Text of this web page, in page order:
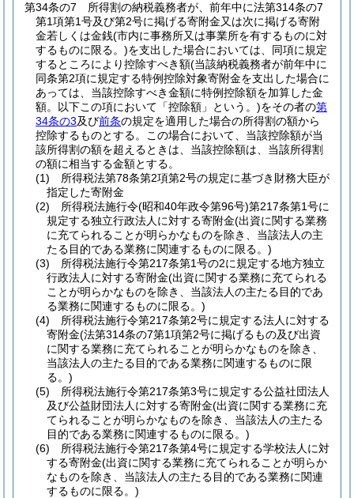
第34条の7
所得割の納税義務者が、前年中に法第314条の7
第1項第1号及び第2号に掲げる寄附金又は次に掲げる寄附
金若しくは金銭(市内に事務所又は事業所を有するものに対
するものに限る。)を支出した場合においては、同項に規定
するところにより控除すべき額(当該納税義務者が前年中に
同条第2項に規定する特例控除対象寄附金を支出した場合に
あっては、当該控除すべき金額に特例控除額を加算した金
額。以下この項において「控除額」という。)をその者の第
34条の3及び前条の規定を適用した場合の所得割の額から
控除するものとする。
この場合において、当該控除額が当
該所得割の額を超えるときは、当該控除額は、当該所得割
の額に相当する金額とする。
(1)
所得税法第78条第2項第2号の規定に基づき財務大臣が
指定した寄附金
(2)
所得税法施行令(昭和40年政令第96号)第217条第1号に
規定する独立行政法人に対する寄附金(出資に関する業務
に充てられることが明らかなものを除き、当該法人の主
たる目的である業務に関連するものに限る。)
(3)
所得税法施行令第217条第1号の2に規定する地方独立
行政法人に対する寄附金(出資に関する業務に充てられる
ことが明らかなものを除き、当該法人の主たる目的であ
る業務に関連するものに限る。)
(4)
所得税法施行令第217条第2号に規定する法人に対する
寄附金(法第314条の7第1項第2号に掲げるもの及び出資
に関する業務に充てられることが明らかなものを除き、
当該法人の主たる目的である業務に関連するものに限
る。)
(5)
所得税法施行令第217条第3号に規定する公益社団法人
及び公益財団法人に対する寄附金(出資に関する業務に充
てられることが明らかなものを除き、当該法人の主たる
目的である業務に関連するものに限る。)
(6)
所得税法施行令第217条第4号に規定する学校法人に対
する寄附金(出資に関する業務に充てられることが明らか
なものを除き、当該法人の主たる目的である業務に関連
するものに限る。)